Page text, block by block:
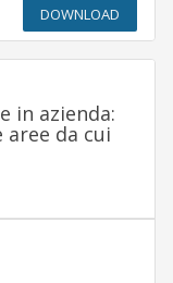
DOWNLOAD
in azienda:
aree da cui